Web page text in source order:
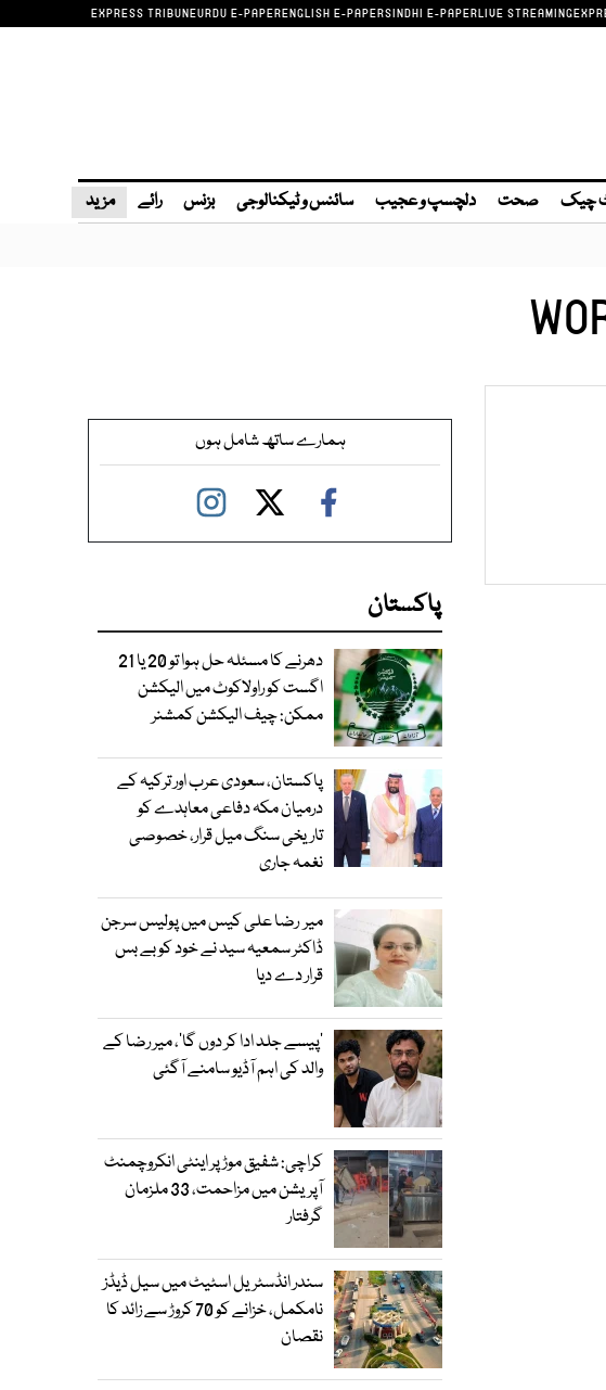
EXPRESS TRIBUNEURDU E-PAPERENGLISH E-PAPERSINDHI E-PAPERLIVE STREAMING
چیک صحت دلچسپ و عجیب سائنس و ٹیکنالوجی بزنس رائے مزید
ہمارے ساتھ شامل ہوں
پاکستان
دھرنے کا مسئلہ حل ہوا تو 20 یا 21
اگست کو راولاکوٹ میں الیکشن
ممکن: چیف الیکشن کمشنر
پاکستان، سعودی عرب اور ترکیہ کے
درمیان مکہ دفاعی معاہدے کو
تاریخی سنگ میل قرار، خصوصی
نغمہ جاری
میر رضا علی کیس میں پولیس سرجن
ڈاکٹر سمعیہ سید نے خود کو بے بس
قرار دے دیا
’پیسے جلد ادا کر دوں گا‘، میر رضا کے
والد کی اہم آڈیو سامنے آگئی
کراچی: شفیق موڑ پر اینٹی انکروچمنٹ
آپریشن میں مزاحمت، 33 ملزمان
گرفتار
سندر انڈسٹریل اسٹیٹ میں سیل ڈیڈز
نامکمل، خزانے کو 70 کروڑ سے زائد کا
نقصان